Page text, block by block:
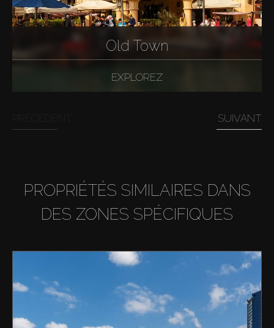
Old Town
EXPLOREZ
SUIVANT
PROPRIÉTÉS SIMILAIRES DANS
DES ZONES SPÉCIFIQUES